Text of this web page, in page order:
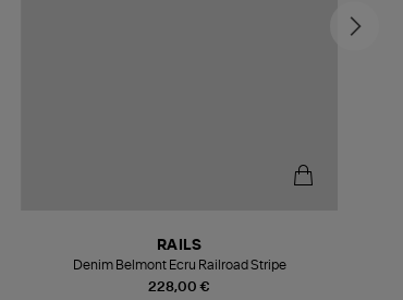
228,00 €
RAILS
Denim Belmont Ecru Railroad Stripe